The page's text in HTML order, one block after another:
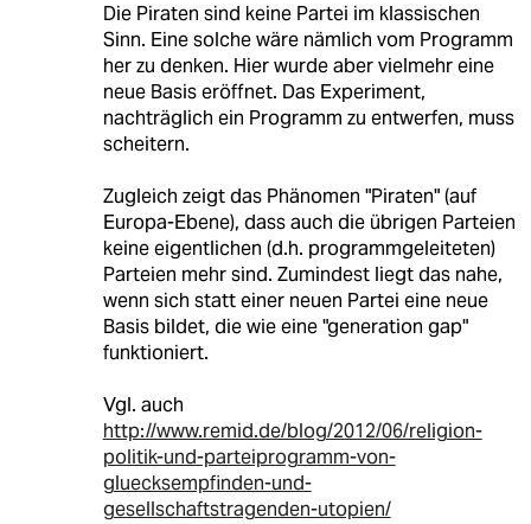
Die Piraten sind keine Partei im klassischen
Sinn. Eine solche wäre nämlich vom Programm
her zu denken. Hier wurde aber vielmehr eine
neue Basis eröffnet. Das Experiment,
nachträglich ein Programm zu entwerfen, muss
scheitern.
Zugleich zeigt das Phänomen "Piraten" (auf
Europa-Ebene), dass auch die übrigen Parteien
keine eigentlichen (d.h. programmgeleiteten)
Parteien mehr sind. Zumindest liegt das nahe,
wenn sich statt einer neuen Partei eine neue
Basis bildet, die wie eine "generation gap"
funktioniert.
Vgl. auch
http://www.remid.de/blog/2012/06/religion-
politik-und-parteiprogramm-von-
gluecksempfinden-und-
gesellschaftstragenden-utopien/